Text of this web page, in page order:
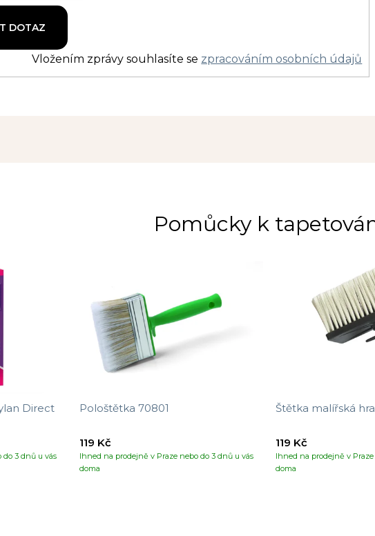
Vložením zprávy souhlasíte se zpracováním osobních údajů
Pomůcky k
Direct
do 3 dnů u vás
Pološtětka 70801
Ihned na prodejně v Praze nebo do 3 dnů u vás
doma
119 Kč
Štětka malířská
Ihned na prodejně v
doma
119 Kč